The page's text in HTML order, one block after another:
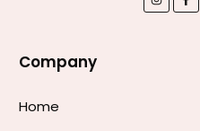
Company
Home